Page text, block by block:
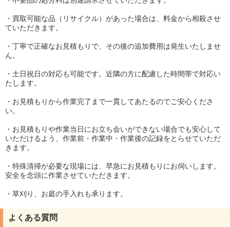
・買取可能な品（リサイクル）があった場合は、料金から相殺させ
ていただきます。
・丁寧で正確なお見積もりで、その後の追加費用は発生いたしませ
ん。
・土日祝日の対応も可能です。近隣の方に配慮した時間帯で対応い
たします。
・お見積もりから作業完了まで一貫してあたるのでご安心くださ
い。
・お見積もりや作業当日にお立ち会いができない場合でも安心して
いただけるよう、作業前・作業中・作業後の記録をとらせていただ
きます。
・特殊清掃が必要な現場には、早急にお見積もりにお伺いします。
安全を念頭に作業させていただきます。
・草刈り、お庭の手入れも承ります。
よくある質問